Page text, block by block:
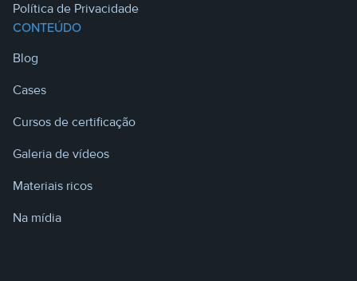
Política de Privacidade
CONTEÚDO
Blog
Cases
Cursos de certificação
Galeria de vídeos
Materiais ricos
Na mídia